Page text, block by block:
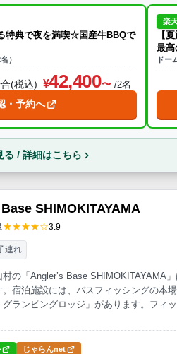
特典で夜を満喫☆国産牛BBQで
）
(税込) 42,400 /2名
・予約へ
楽
【
最高
ドー
る / 詳細はこちら
SHIMOKITAYAMA
★★★★☆3.9
の「Angler’s Base SHIMOKITAYAMA
。宿泊施設には、バスフィッシングの本
グランピングロッジ」があります。フィ
お楽しみください。
連れ
じゃらんnet